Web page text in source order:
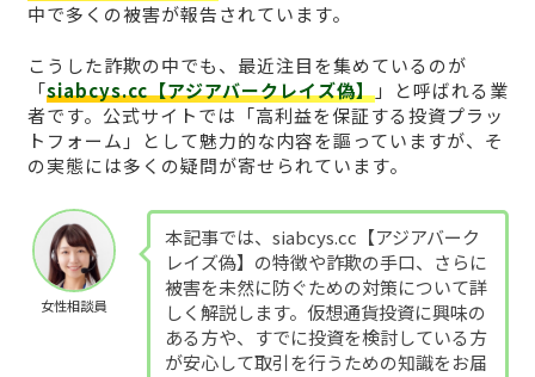
中で多くの被害が報告されています。
こうした詐欺の中でも、最近注目を集めているのが
「siabcys.cc【アジアバークレイズ偽】」と呼ばれる業
者です。公式サイトでは「高利益を保証する投資プラッ
トフォーム」として魅力的な内容を謳っていますが、そ
の実態には多くの疑問が寄せられています。
女性相談員
本記事では、siabcys.cc【アジアバーク
レイズ偽】の特徴や詐欺の手口、さらに
被害を未然に防ぐための対策について詳
しく解説します。仮想通貨投資に興味の
ある方や、すでに投資を検討している方
が安心して取引を行うための知識をお届